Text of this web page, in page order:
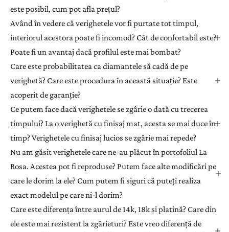
este posibil, cum pot afla prețul?
Având în vedere că verighetele vor fi purtate tot timpul,
interiorul acestora poate fi incomod? Cât de confortabil este?
Poate fi un avantaj dacă profilul este mai bombat?
Care este probabilitatea ca diamantele să cadă de pe
verighetă? Care este procedura în această situație? Este
acoperit de garanție?
Ce putem face dacă verighetele se zgârie o dată cu trecerea
timpului? La o verighetă cu finisaj mat, acesta se mai duce în
timp? Verighetele cu finisaj lucios se zgârie mai repede?
Nu am găsit verighetele care ne-au plăcut în portofoliul La
Rosa. Acestea pot fi reproduse? Putem face alte modificări pe
care le dorim la ele? Cum putem fi siguri că puteți realiza
exact modelul pe care ni-l dorim?
Care este diferența între aurul de 14k, 18k și platină? Care din
ele este mai rezistent la zgârieturi? Este vreo diferență de